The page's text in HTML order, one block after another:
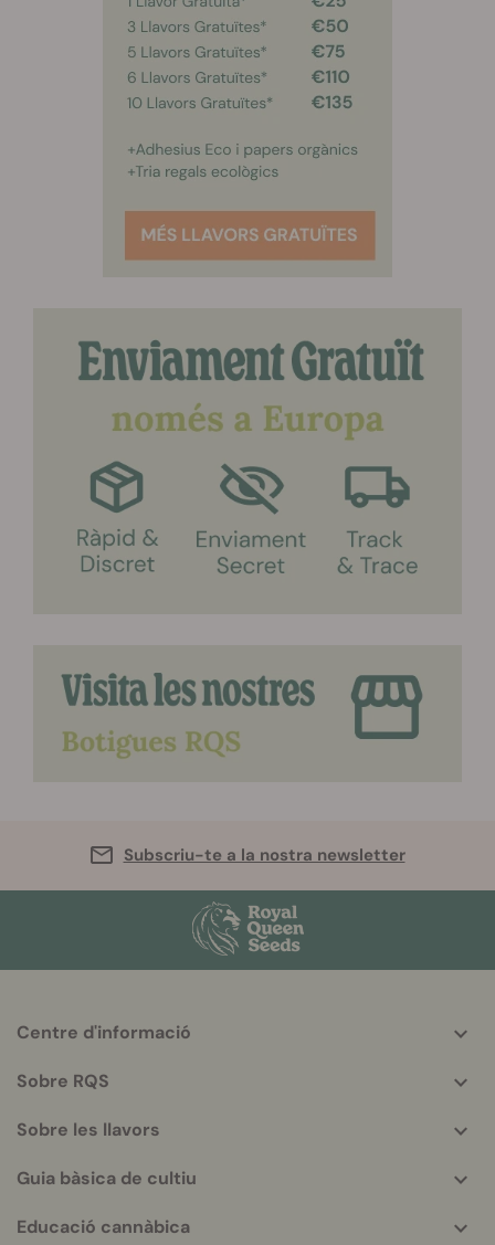
Subscriu-te a la nostra newsletter
More
info
Centre d'informació
Sobre RQS
Sobre les llavors
Guia bàsica de cultiu
Educació cannàbica